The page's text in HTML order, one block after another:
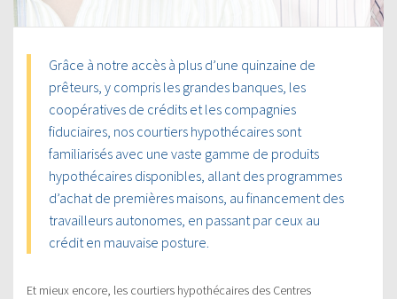
Grâce à notre accès à plus d’une quinzaine de
prêteurs, y compris les grandes banques, les
coopératives de crédits et les compagnies
fiduciaires, nos courtiers hypothécaires sont
familiarisés avec une vaste gamme de produits
hypothécaires disponibles, allant des programmes
d’achat de premières maisons, au financement des
travailleurs autonomes, en passant par ceux au
crédit en mauvaise posture.
Et mieux encore, les courtiers hypothécaires des Centres